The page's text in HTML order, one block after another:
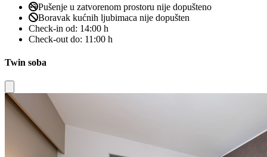
Pušenje u zatvorenom prostoru nije dopušteno
Boravak kućnih ljubimaca nije dopušten
Check-in od: 14:00 h
Check-out do: 11:00 h
Twin soba
Close modal